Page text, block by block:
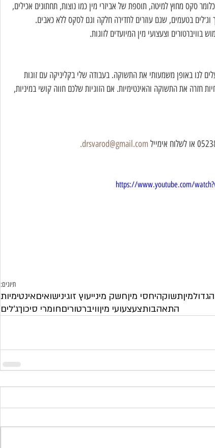
סקס מחוץ למיטה, תוספת של אביזרי מין כמו נוצות, תחתונים אכילים,
וג׳לים בטעמים, שגם עוזרים לחדירה חלקה וגם לסקס ללא כאבים.
בוויברטורים וצעצועי מין המיועדים לזוגות.
לנו באופן משמעותי את התשוקה. בעבודה שלי בקליניקה עם זוגות
חזרה את התשוקה והאינטימיות. אם הזוגיות שלכם חווה קושי במיניות,
https://www.youtube.com/
תיוגים:
מיןתשוקהיחסי מיןחשק מינייעוץ זוגינישואיםאינטימיות
התאהבותצעצעועי מיןוויברטוריםחומרי סיכוךג׳לים